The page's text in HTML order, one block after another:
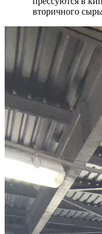
вторичного